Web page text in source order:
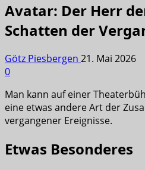
Avatar: Der Herr
Schatten der
Götz Piesbergen 21. Mai 2026
0
Man kann auf einer
eine etwas andere Art der
vergangener Ereignisse.
Etwas Besonderes